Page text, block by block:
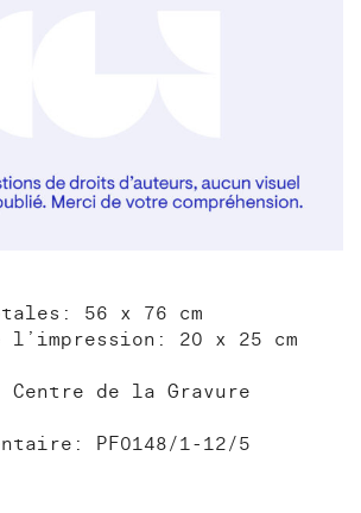
56 x 76 cm
l’impression: 20 x 25 cm
de la Gravure
PF0148/1-12/5